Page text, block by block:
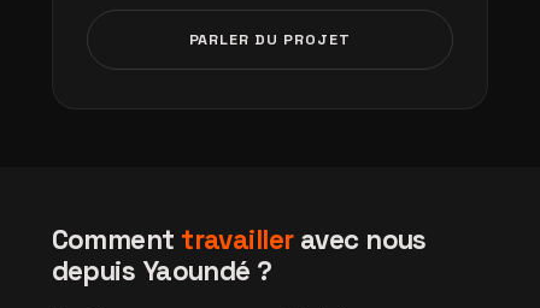
PARLER DU PROJET
Comment travailleravec nous
depuis Yaoundé ?